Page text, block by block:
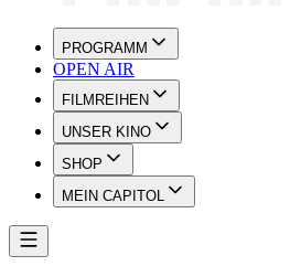
PROGRAMM
OPEN AIR
FILMREIHEN
UNSER KINO
SHOP
MEIN CAPITOL